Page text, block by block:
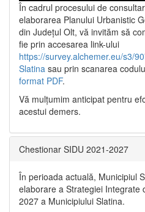
În cadrul procesului de
elaborarea Planului Urbanistic
din Județul Olt, vă invităm să
fie prin accesarea link-ului
https://survey.alchemer.eu/s3/
Slatina sau prin scanarea
format PDF.
Vă mulţumim anticipat pentru
acestui demers.
Chestionar SIDU 2021-2027
În perioada actuală, Municipiul
elaborare a Strategiei Integrate
2027 a Municipiului Slatina.